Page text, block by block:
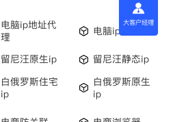
电脑ip地址代
理
电脑ip购买
留尼汪原生ip 留尼汪静态ip
白俄罗斯住宅
ip
白俄罗斯原生
ip
大客户经理